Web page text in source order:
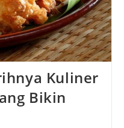
Kuliner
Bikin